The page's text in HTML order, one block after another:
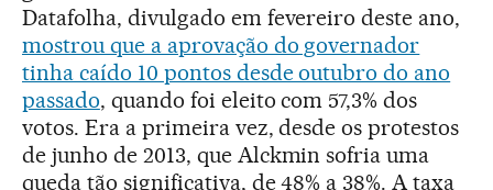
Datafolha, divulgado em fevereiro deste ano,
mostrou que a aprovação do governador
tinha caído 10 pontos desde outubro do ano
passado, quando foi eleito com 57,3% dos
votos. Era a primeira vez, desde os protestos
de junho de 2013, que Alckmin sofria uma
queda tão significativa, de 48% a 38%. A taxa